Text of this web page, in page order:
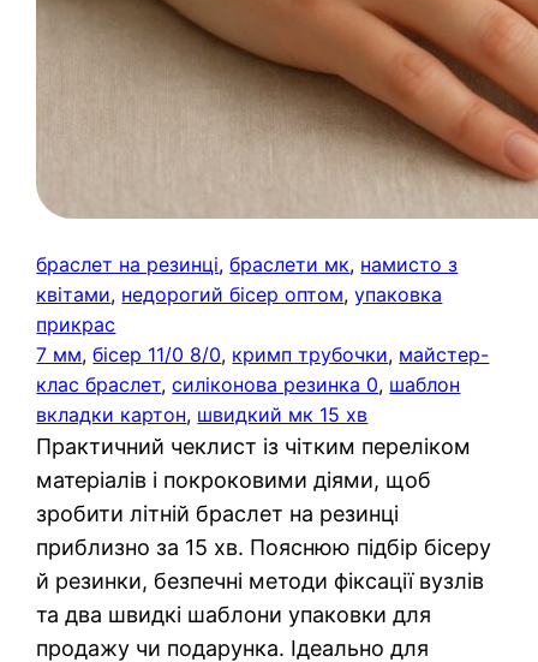
браслет на резинці, браслети мк, намисто з
квітами, недорогий бісер оптом, упаковка
прикрас
7 мм, бісер 11/0 8/0, кримп трубочки, майстер-
клас браслет, силіконова резинка 0, шаблон
вкладки картон, швидкий мк 15 хв
Практичний чеклист із чітким переліком
матеріалів і покроковими діями, щоб
зробити літній браслет на резинці
приблизно за 15 хв. Пояснюю підбір бісеру
й резинки, безпечні методи фіксації вузлів
та два швидкі шаблони упаковки для
продажу чи подарунка. Ідеально для